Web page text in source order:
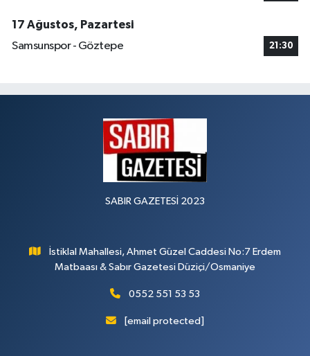
17 Ağustos, Pazartesi
Samsunspor - Göztepe
21:30
SABIR GAZETESİ 2023
İstiklal Mahallesi, Ahmet Güzel Caddesi No:7 Erdem
Matbaası & Sabır Gazetesi Düziçi/Osmaniye
0552 551 53 53
[email protected]